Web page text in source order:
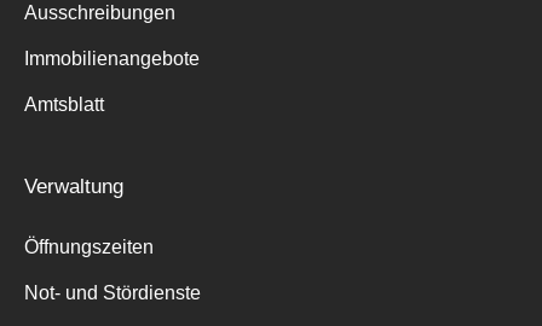
Ausschreibungen
Immobilienangebote
Amtsblatt
Verwaltung
Öffnungszeiten
Not- und Stördienste